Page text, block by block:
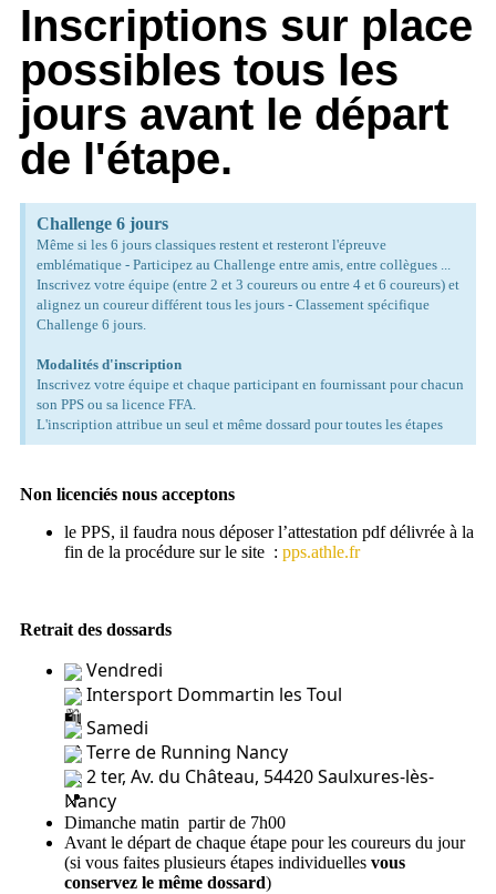
Inscriptions sur place
possibles tous les
jours avant le départ
de l'étape.
Challenge 6 jours
Même si les 6 jours classiques restent et resteront l'épreuve
emblématique - Participez au Challenge entre amis, entre collègues ...
Inscrivez votre équipe (entre 2 et 3 coureurs ou entre 4 et 6 coureurs) et
alignez un coureur différent tous les jours - Classement spécifique
Challenge 6 jours.
Modalités d'inscription
Inscrivez votre équipe et chaque participant en fournissant pour chacun
son PPS ou sa licence FFA.
L'inscription attribue un seul et même dossard pour toutes les étapes
Non licenciés nous acceptons
le PPS, il faudra nous déposer l’attestation pdf délivrée à la
fin de la procédure sur le site : pps.athle.fr
Retrait des dossards
Vendredi
Intersport Dommartin les Toul
Samedi
Terre de Running Nancy
2 ter, Av. du Château, 54420 Saulxures-lès-
Nancy
Dimanche matin partir de 7h00
Avant le départ de chaque étape pour les coureurs du jour
(si vous faites plusieurs étapes individuelles vous
conservez le même dossard)